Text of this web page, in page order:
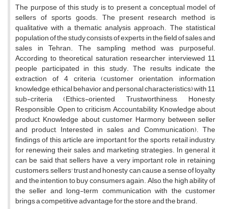
The purpose of this study is to present a conceptual model of
sellers of sports goods. The present research method is
qualitative with a thematic analysis approach. The statistical
population of the study consists of experts in the field of sales and
sales in Tehran. The sampling method was purposeful.
According to theoretical saturation researcher interviewed 11
people participated in this study. The results indicate the
extraction of 4 criteria (customer orientation, information
knowledge, ethical behavior and personal characteristics) with 11
sub-criteria (Ethics-oriented, Trustworthiness, Honesty,
Responsible, Open to criticism, Accountability, Knowledge about
product, Knowledge about customer, Harmony between seller
and product, Interested in sales and Communication). The
findings of this article are important for the sports retail industry,
for renewing their sales and marketing strategies. In general, it
can be said that sellers have a very important role in retaining
customers, sellers' trust and honesty can cause a sense of loyalty
and the intention to buy consumers again. Also, the high ability of
the seller and long-term communication with the customer
brings a competitive advantage for the store and the brand.